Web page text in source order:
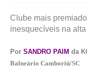
Clube mais
inesquecíveis na
Por SANDRO PAIM da
Balneário Camboriú/SC